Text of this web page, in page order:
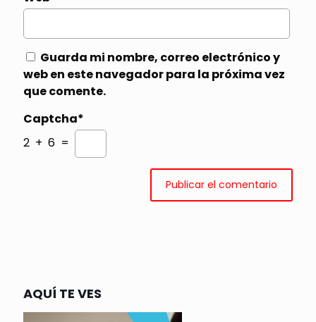
Guarda mi nombre, correo electrónico y
web en este navegador para la próxima vez
que comente.
Captcha*
2 + 6 =
AQUÍ TE VES